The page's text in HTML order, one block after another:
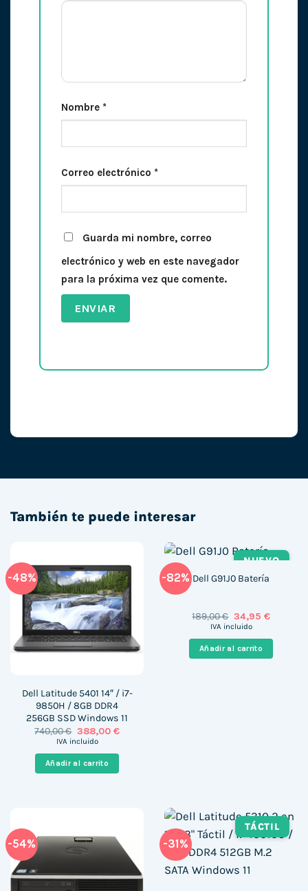
Nombre *
Correo electrónico *
Guarda mi nombre, correo
electrónico y web en este navegador
para la próxima vez que comente.
También te puede interesar
-48%
Dell Latitude 5401 14″ / i7-
9850H / 8GB DDR4
256GB SSD Windows 11
740,00€ El
precio
era:
740,00 €.
388,00 €El
es:
388,00 €.
IVA incluido
Añadir al carrito
-82%
NUEVO
Dell G91J0 Batería
189,00€ El
precio
era:
189,00 €.
34,95 €El
es:
34,95 €.
IVA incluido
Añadir al carrito
-54% -31%
TÁCTIL